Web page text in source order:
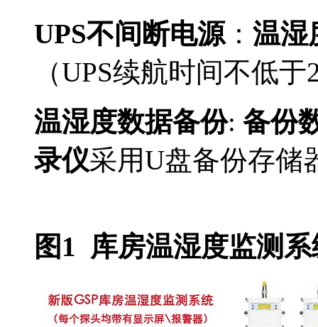
UPS不间断电源： 温湿
（UPS续航时间不低于
温湿度数据备份: 备份
录仪采用U盘备份存储
图1 库房温湿度监测